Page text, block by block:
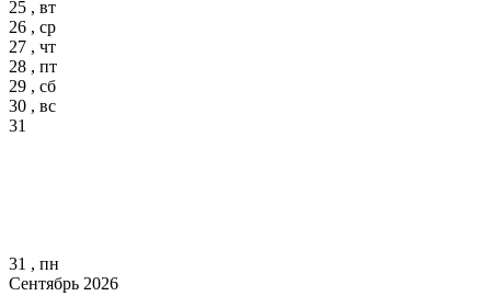
25 , вт
26 , ср
27 , чт
28 , пт
29 , сб
30 , вс
31
31 , пн
Сентябрь 2026